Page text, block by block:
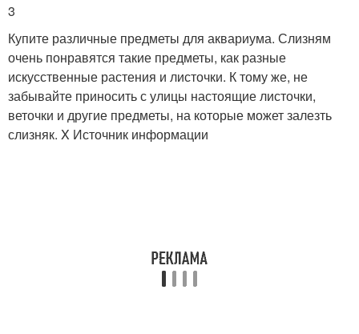
3
Купите различные предметы для аквариума. Слизням
очень понравятся такие предметы, как разные
искусственные растения и листочки. К тому же, не
забывайте приносить с улицы настоящие листочки,
веточки и другие предметы, на которые может залезть
слизняк. X Источник информации